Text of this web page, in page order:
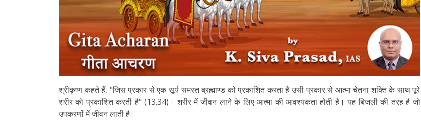
श्रीकृष्ण कहते हैं, "जिस प्रकार से एक सूर्य समस्त ब्रह्माण्ड को प्रकाशित करता है उसी प्रकार से आत्मा चेतना शक्ति के साथ पूरे
शरीर को प्रकाशित करती है" (13.34)। शरीर में जीवन लाने के लिए आत्मा की आवश्यकता होती है। यह बिजली की तरह है जो
उपकरणों में जीवन लाती है।